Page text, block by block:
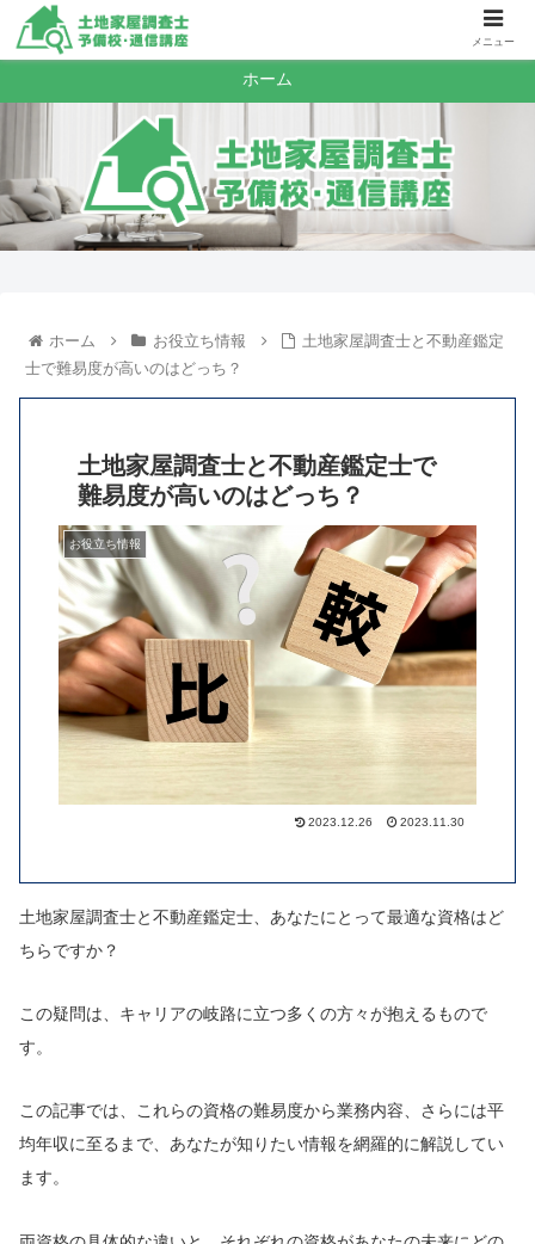
ホーム
ホーム お役立ち情報
土地家屋調査士と不動産鑑定
士で難易度が高いのはどっち？
土地家屋調査士と不動産鑑定士で
難易度が高いのはどっち？
お役立ち情報
2023.12.26 2023.11.30
土地家屋調査士と不動産鑑定士、あなたにとって最適な資格はど
ちらですか？
この疑問は、キャリアの岐路に立つ多くの方々が抱えるもので
す。
この記事では、これらの資格の難易度から業務内容、さらには平
均年収に至るまで、あなたが知りたい情報を網羅的に解説してい
ます。
メニュー